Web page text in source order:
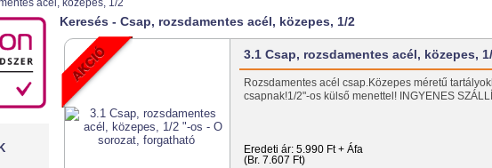
acél, közepes, 1/2
Keresés - Csap, rozsdamentes acél, közepes, 1/2
3.1 Csap, rozsdamentes acél, közepes,
Rozsdamentes acél csap.Közepes méretű
csapnak!1/2"-os külső menettel! INGYENES
Eredeti ár: 5.990 Ft + Áfa
(Br. 7.607 Ft)